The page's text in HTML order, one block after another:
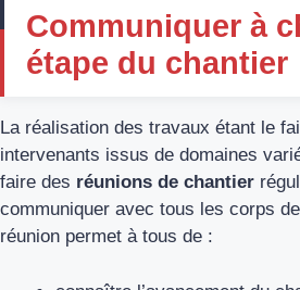
Communiquer à
étape du chantier
La réalisation des travaux étant le
intervenants issus de domaines
faire des réunions de chantier
communiquer avec tous les corps
réunion permet à tous de :